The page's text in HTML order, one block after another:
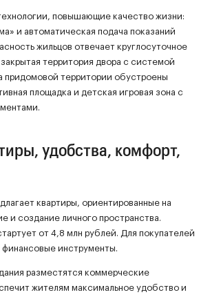
повышающие качество жизни:
и автоматическая подача показаний
жильцов отвечает круглосуточное
территория двора с системой
придомовой территории обустроены
площадка и детская игровая зона с
удобства, комфорт,
квартиры, ориентированные на
и создание личного пространства.
от 4,8 млн рублей. Для покупателей
инструменты.
разместятся коммерческие
жителям максимальное удобство и